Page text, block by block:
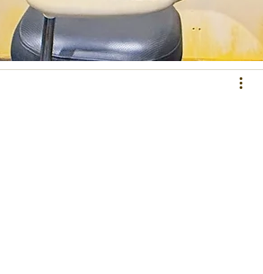
重要なこと お知らせ